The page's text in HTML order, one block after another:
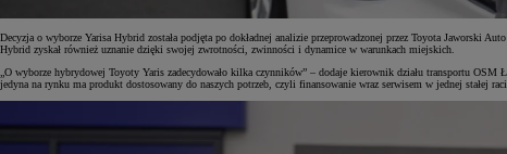
Decyzja o wyborze Yarisa Hybrid została podjęta po dokładnej analizie przeprowadzonej przez Toyota Jaworski
Hybrid zyskał również uznanie dzięki swojej zwrotności, zwinności i dynamice w warunkach miejskich.
„O wyborze hybrydowej Toyoty Yaris zadecydowało kilka czynników” – dodaje kierownik działu transportu
jedyna na rynku ma produkt dostosowany do naszych potrzeb, czyli finansowanie wraz serwisem w jednej stałej